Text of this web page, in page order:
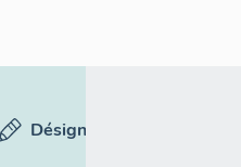
Désignation